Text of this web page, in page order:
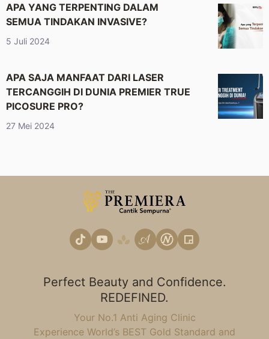
APA YANG TERPENTING DALAM
SEMUA TINDAKAN INVASIVE?
5 Juli 2024
APA SAJA MANFAAT DARI LASER
TERCANGGIH DI DUNIA PREMIER TRUE
PICOSURE PRO?
27 Mei 2024
Perfect Beauty and Confidence.
REDEFINED.
Your No.1 Anti Aging Clinic
Experience World’s BEST Gold Standard and